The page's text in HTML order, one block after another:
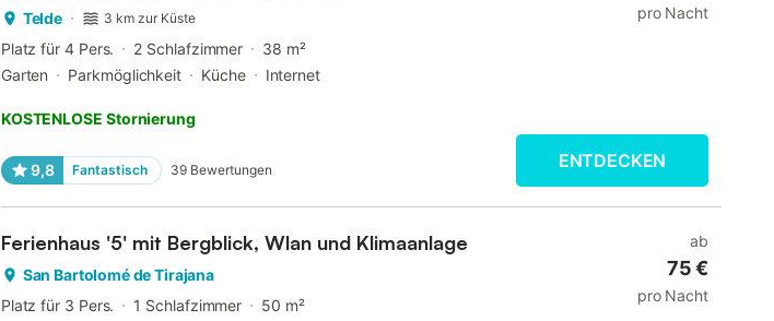
Telde 3 km zur Küste
Platz für 4 Pers. 2 Schlafzimmer
38 m²
Garten
Parkmöglichkeit Küche Internet
KOSTENLOSE Stornierung
9,8 Fantastisch 39 Bewertungen
pro Nacht
ENTDECKEN
Ferienhaus '5' mit Bergblick, Wlan und Klimaanlage
San Bartolomé de Tirajana
Platz für 3 Pers.
1 Schlafzimmer
50 m²
ab
75 €
pro Nacht